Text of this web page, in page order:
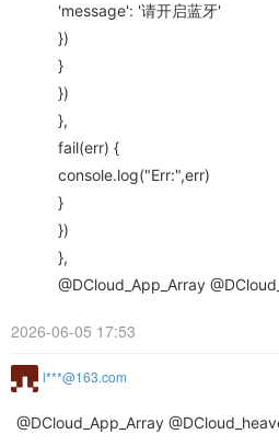
'message': '请开启蓝牙'
})
}
})
},
fail(err) {
console.log("Err:",err)
}
})
},
@DCloud_App_Array
2026-06-05 17:53
l***@163.com
@DCloud_App_Array